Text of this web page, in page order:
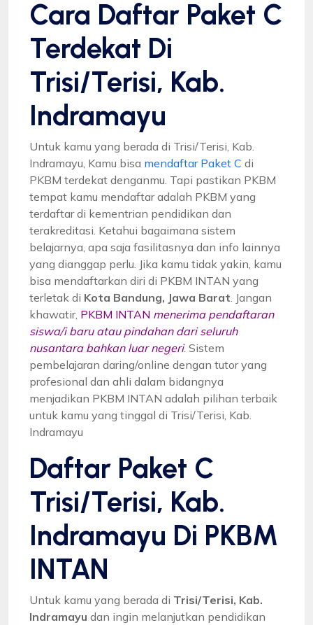
Cara Daftar Paket C
Terdekat Di
Trisi/Terisi, Kab.
Indramayu
Untuk kamu yang berada di Trisi/Terisi, Kab.
Indramayu, Kamu bisa mendaftar Paket C di
PKBM terdekat denganmu. Tapi pastikan PKBM
tempat kamu mendaftar adalah PKBM yang
terdaftar di kementrian pendidikan dan
terakreditasi. Ketahui bagaimana sistem
belajarnya, apa saja fasilitasnya dan info lainnya
yang dianggap perlu. Jika kamu tidak yakin, kamu
bisa mendaftarkan diri di PKBM INTAN yang
terletak di Kota Bandung, Jawa Barat . Jangan
khawatir, PKBM INTAN menerima pendaftaran
siswa/i baru atau pindahan dari seluruh
nusantara bahkan luar negeri. Sistem
pembelajaran daring/online dengan tutor yang
profesional dan ahli dalam bidangnya
menjadikan PKBM INTAN adalah pilihan terbaik
untuk kamu yang tinggal di Trisi/Terisi, Kab.
Indramayu
Daftar Paket C
Trisi/Terisi, Kab.
Indramayu Di PKBM
INTAN
Untuk kamu yang berada di Trisi/Terisi, Kab.
Indramayu dan ingin melanjutkan pendidikan